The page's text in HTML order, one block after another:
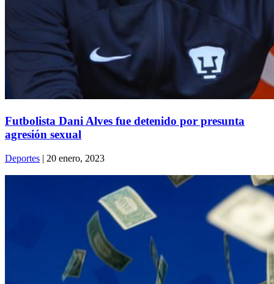
Futbolista Dani Alves fue detenido por presunta
agresión sexual
Deportes | 20 enero, 2023